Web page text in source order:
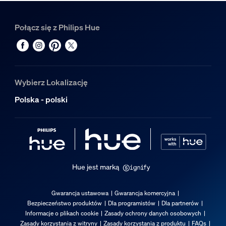
Połącz się z Philips Hue
Wybierz Lokalizację
Polska - polski
Hue jest marką
Gwarancja ustawowa
Gwarancja komercyjna
Bezpieczeństwo produktów
Dla programistów
Dla partnerów
Informacje o plikach cookie
Zasady ochrony danych osobowych
Zasady korzystania z witryny
Zasady korzystania z produktu FAQs